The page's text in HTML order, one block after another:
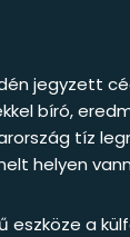
jegyzett
bíró,
tíz
helyen
a